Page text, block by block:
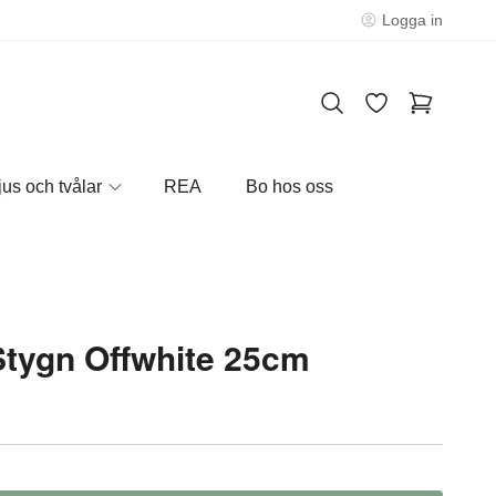
Logga in
och tvålar REA Bo hos oss
Offwhite 25cm